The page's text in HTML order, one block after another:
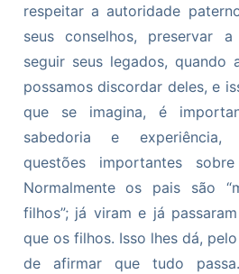
respeitar a autoridade
seus conselhos, preservar
seguir seus legados, quando
possamos discordar deles, e
que se imagina, é
sabedoria e experiência,
questões importantes
Normalmente os pais são
filhos”; já viram e já
que os filhos. Isso lhes dá,
de afirmar que tudo